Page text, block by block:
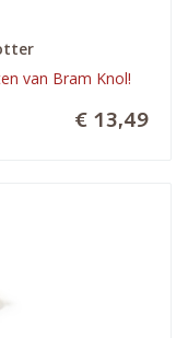
specialiteiten van Bram Knol!
€ 13,49